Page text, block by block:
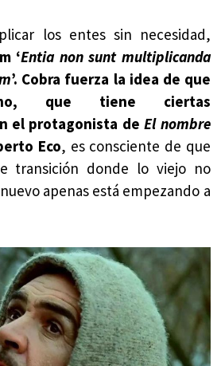
los entes sin necesidad,
‘Entia non sunt multiplicanda
’. Cobra fuerza la idea de que
que tiene ciertas
el protagonista deEl nombre
Eco, es consciente de que
transición donde lo viejo no
apenas está empezando a